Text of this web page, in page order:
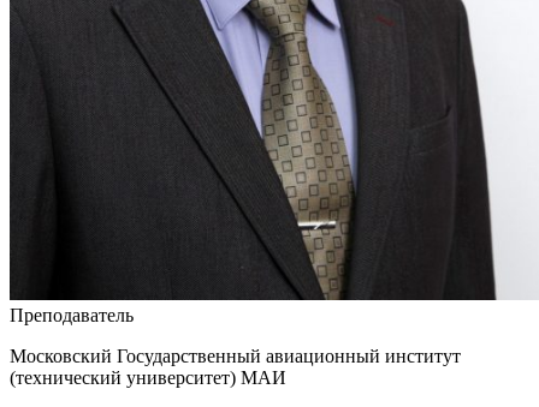
Преподаватель
Московский Государственный авиационный институт
(технический университет) МАИ